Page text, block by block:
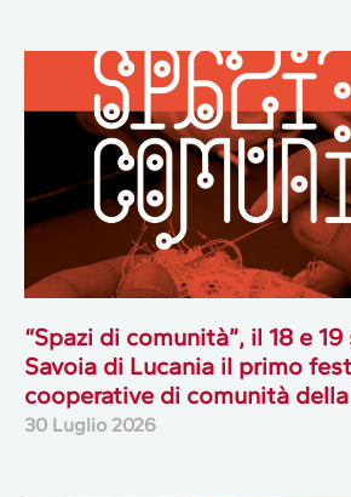
“Spazi di comunità”, il 18 e
Savoia di Lucania il primo
cooperative di comunità
30 Luglio 2026